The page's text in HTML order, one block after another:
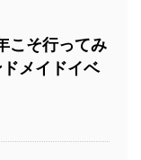
こそ行ってみ
メイドイベ